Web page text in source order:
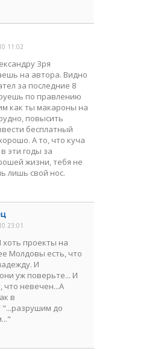
11:02
Зря
на автора. Видно
за последние 8
по правлению
как ты макароны на
повысить
бесплатный
А то, что куча
эти годы за
жизни, тебя не
лишь свой нос.
23:01
проекты на
Молдовы есть, что
И
уж поверьте... И
что невечен...А
в
до